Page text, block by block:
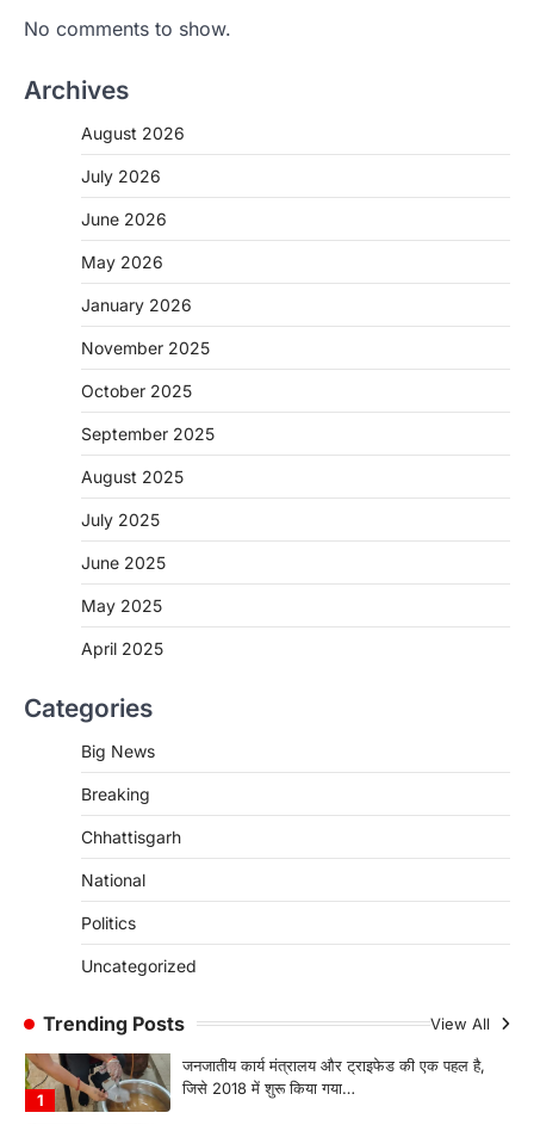
No comments to show.
Archives
August 2026
July 2026
June 2026
May 2026
January 2026
November 2025
October 2025
September 2025
August 2025
July 2025
June 2025
May 2025
April 2025
Categories
Big News
Breaking
Chhattisgarh
National
Politics
Uncategorized
Trending Posts View All
CG: शराब दुकानों में गड़बड़ी पर आबकारी
विभाग का बड़ा एक्शन
रायपुर। छत्तीसगढ़ में शराब दुकानों में अधिक कीमत पर
कोचिंग संस्थानों से आवेदन आमंत्रित
CHHATTISGARH
More Khabar August 6, 2026
1
CHHATTISGARH
जनजातीय कार्य मंत्रालय और ट्राइफेड की एक पहल है,
जिसे 2018 में शुरू किया गया…